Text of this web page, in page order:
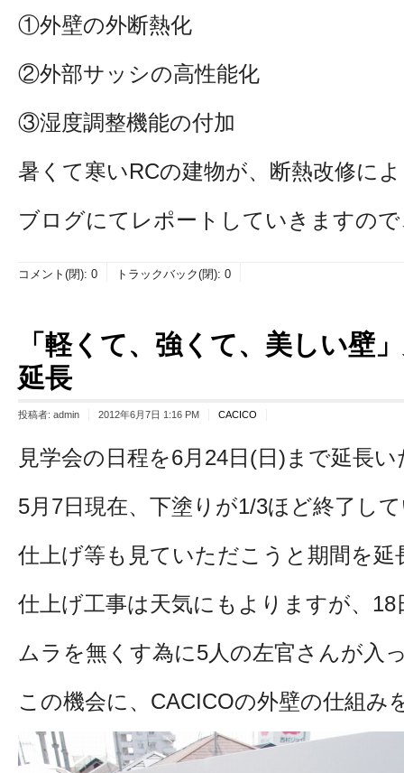
①外壁の外断熱化
②外部サッシの高性能化
③湿度調整機能の付加
暑くて寒いRCの建物が、断熱改修に
ブログにてレポートしていきますの
コメント(閉): 0 トラックバック(閉): 0
「軽くて、強くて、美しい壁
延長
投稿者: admin 2012年6月7日 1:16 PM CACICO
見学会の日程を6月24日(日)まで延長
5月7日現在、下塗りが1/3ほど終了し
仕上げ等も見ていただこうと期間を
仕上げ工事は天気にもよりますが、
ムラを無くす為に5人の左官さんが入
この機会に、CACICOの外壁の仕組み